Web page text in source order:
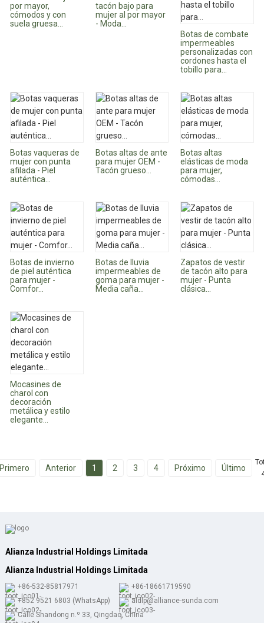
por mayor,
cómodos y con
suela gruesa...
tacón bajo para
mujer al por mayor
- Moda...
Botas de combate
impermeables
personalizadas con
cordones hasta el
tobillo para...
Botas vaqueras de
mujer con punta
afilada - Piel
auténtica...
Botas altas de ante
para mujer OEM -
Tacón grueso...
Botas altas
elásticas de moda
para mujer,
cómodas...
Botas de invierno
de piel auténtica
para mujer -
Comfor...
Botas de lluvia
impermeables de
goma para mujer -
Media caña...
Zapatos de vestir
de tacón alto para
mujer - Punta
clásica...
Mocasines de
charol con
decoración
metálica y estilo
elegante...
Primero Anterior 1 2 3 4 Próximo Último
Alianza Industrial Holdings Limitada
Alianza Industrial Holdings Limitada
+86-532-85817971
+86-18661719590
+852 9521 6803 (WhatsApp)
aldlp@alliance-sunda.com
Calle Shandong n.º 33, Qingdao, China